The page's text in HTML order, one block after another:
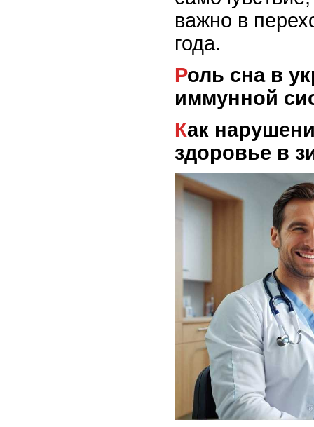
важно в
года.
Роль сна в укреплении
иммунной
Как нарушение сна влияет на
здоровье в